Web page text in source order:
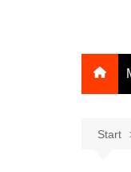
Start